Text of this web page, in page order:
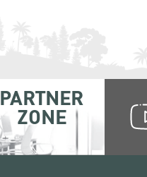
PARTNER
ZONE